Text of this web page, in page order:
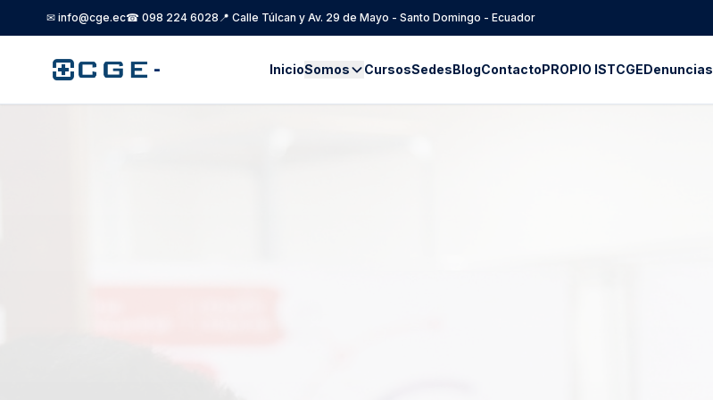
✉ info@cge.ec☎ 098 224 6028 📍 Calle Túlcan y Av. 29 de Mayo - Santo Domingo - Ecuador
- InicioSomos CursosSedesBlogContactoPROPIO ISTCGEDenuncias